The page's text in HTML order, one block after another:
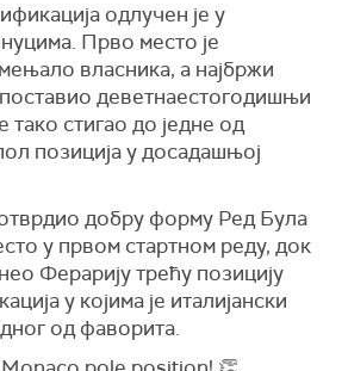
одлучен је у
Прво место је
власника, а најбржи
поставио деветнаестогодишњи
тако стигао до једне од
позиција у досадашњој
добру форму Ред Була
у првом стартном реду, док
Ферарију трећу позицију
у којима је италијански
од фаворита.